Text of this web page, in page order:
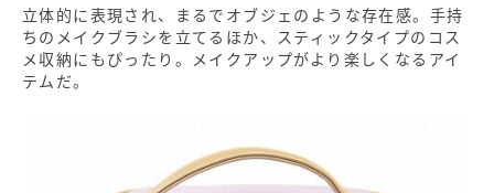
立体的に表現され、まるでオブジェのような存在感。手持
ちのメイクブラシを立てるほか、スティックタイプのコス
メ収納にもぴったり。メイクアップがより楽しくなるアイ
テムだ。